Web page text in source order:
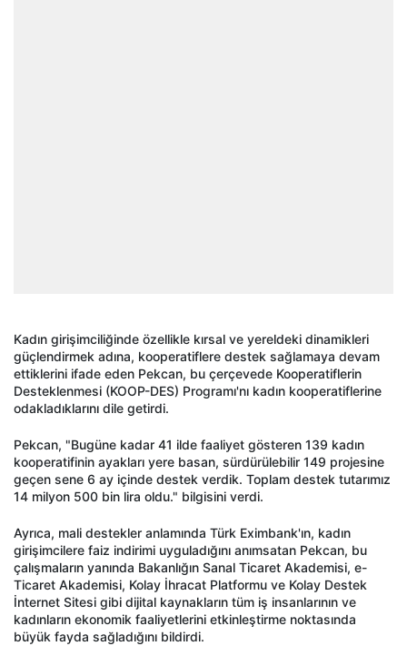
Kadın girişimciliğinde özellikle kırsal ve yereldeki dinamikleri
güçlendirmek adına, kooperatiflere destek sağlamaya devam
ettiklerini ifade eden Pekcan, bu çerçevede Kooperatiflerin
Desteklenmesi (KOOP-DES) Programı'nı kadın kooperatiflerine
odakladıklarını dile getirdi.
Pekcan, "Bugüne kadar 41 ilde faaliyet gösteren 139 kadın
kooperatifinin ayakları yere basan, sürdürülebilir 149 projesine
geçen sene 6 ay içinde destek verdik. Toplam destek tutarımız
14 milyon 500 bin lira oldu." bilgisini verdi.
Ayrıca, mali destekler anlamında Türk Eximbank'ın, kadın
girişimcilere faiz indirimi uyguladığını anımsatan Pekcan, bu
çalışmaların yanında Bakanlığın Sanal Ticaret Akademisi, e-
Ticaret Akademisi, Kolay İhracat Platformu ve Kolay Destek
İnternet Sitesi gibi dijital kaynakların tüm iş insanlarının ve
kadınların ekonomik faaliyetlerini etkinleştirme noktasında
büyük fayda sağladığını bildirdi.